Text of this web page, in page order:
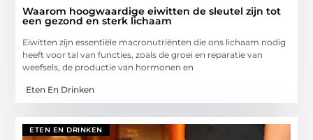
Waarom hoogwaardige eiwitten de sleutel zijn tot
een gezond en sterk lichaam
Eiwitten zijn essentiële macronutriënten die ons lichaam nodig
heeft voor tal van functies, zoals de groei en reparatie van
weefsels, de productie van hormonen en
Eten En Drinken
ETEN EN DRINKEN